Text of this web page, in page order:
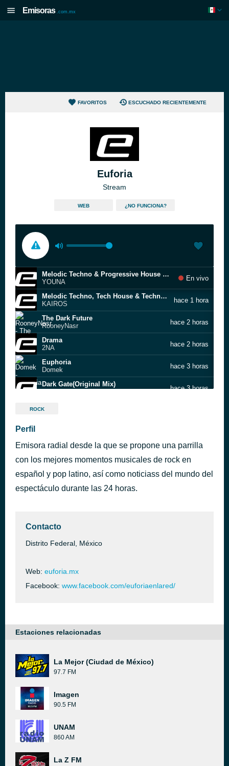
Emisoras .com.mx
FAVORITOS ESCUCHADO RECIENTEMENTE
Euforia
Stream
WEB ¿NO FUNCIONA?
Melodic Techno & Progressive House DJ Mix 09 @ Dubai
YOUNA
En vivo
Melodic Techno, Tech House & Techno Peak Time Mix
KAIROS
hace 1 hora
The Dark Future
RooneyNasr
hace 2 horas
Drama
2NA
hace 2 horas
Euphoria
Domek
hace 3 horas
Dark Gate(Original Mix)
hace 3 horas
Decompress (Original Mix)
Mauro Somm
Same Way
Robotic Dub
hace 3 horas
ROCK
Perfil
Emisora radial desde la que se propone una parrilla
con los mejores momentos musicales de rock en
español y pop latino, así como noticiass del mundo del
espectáculo durante las 24 horas.
Contacto
Distrito Federal, México
Web: euforia.mx
Facebook: www.facebook.com/euforiaenlared/
Estaciones relacionadas
La Mejor (Ciudad de México)
97.7 FM
Imagen
90.5 FM
UNAM
860 AM
La Z FM